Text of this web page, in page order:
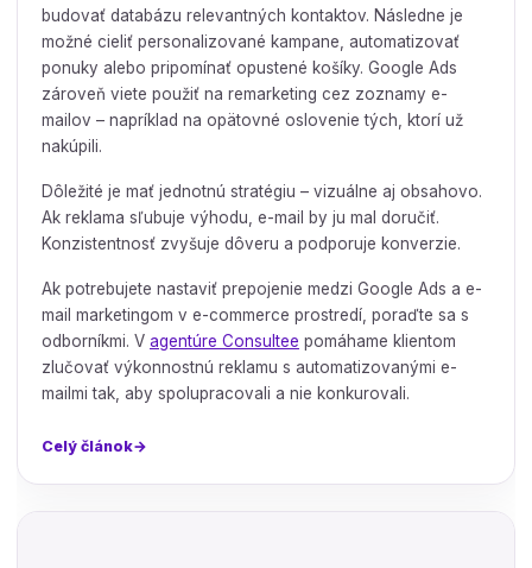
budovať databázu relevantných kontaktov. Následne je
možné cieliť personalizované kampane, automatizovať
ponuky alebo pripomínať opustené košíky. Google Ads
zároveň viete použiť na remarketing cez zoznamy e-
mailov – napríklad na opätovné oslovenie tých, ktorí už
nakúpili.
Dôležité je mať jednotnú stratégiu – vizuálne aj obsahovo.
Ak reklama sľubuje výhodu, e-mail by ju mal doručiť.
Konzistentnosť zvyšuje dôveru a podporuje konverzie.
Ak potrebujete nastaviť prepojenie medzi Google Ads a e-
mail marketingom v e-commerce prostredí, poraďte sa s
odborníkmi. V agentúre Consultee pomáhame klientom
zlučovať výkonnostnú reklamu s automatizovanými e-
mailmi tak, aby spolupracovali a nie konkurovali.
Celý článok